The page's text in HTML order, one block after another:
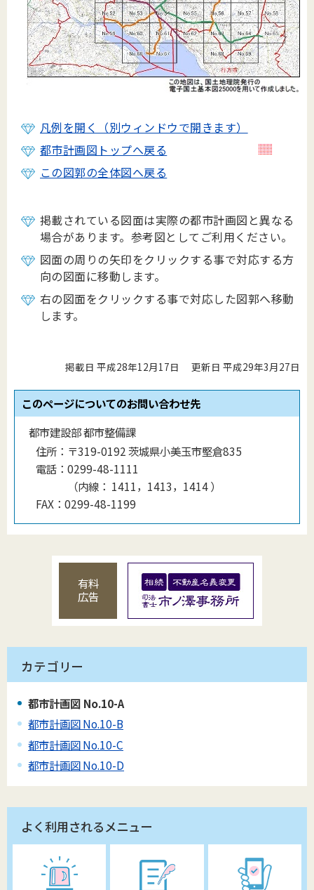
凡例を開く（別ウィンドウで開きます）
都市計画図トップへ戻る
この図郭の全体図へ戻る
掲載されている図面は実際の都市計画図と異なる
場合があります。参考図としてご利用ください。
図面の周りの矢印をクリックする事で対応する方
向の図面に移動します。
右の図面をクリックする事で対応した図郭へ移動
します。
掲載日 平成28年12月17日 更新日 平成29年3月27日
このページについてのお問い合わせ先
都市建設部 都市整備課
住所： 〒319-0192 茨城県小美玉市堅倉835
電話： 0299-48-1111
（内線 ： 1411，1413，1414）
FAX： 0299-48-1199
有料
広告
カテゴリー
都市計画図 No.10-A
都市計画図 No.10-B
都市計画図 No.10-C
都市計画図 No.10-D
よく利用されるメニュー